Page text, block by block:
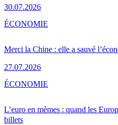
30.07.2026
Merci la Chine : elle a sauvé
27.07.2026
ÉCONOMIE
L’euro en mèmes : quand les
billets
ÉCONOMIE